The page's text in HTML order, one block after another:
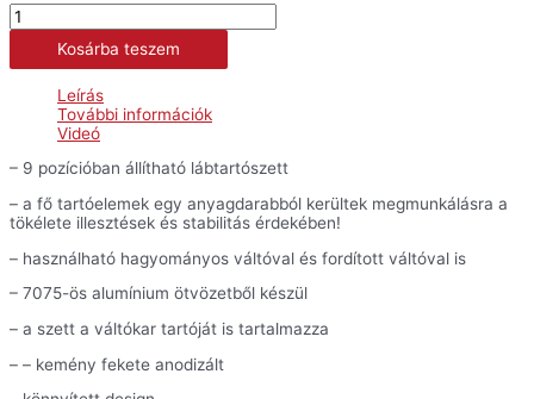
ARP
racing
lábtartó
szett
mennyiség
Kosárba teszem
Leírás
További információk
Videó
– 9 pozícióban állítható lábtartószett
– a fő tartóelemek egy anyagdarabból kerültek megmunkálásra a
tökélete illesztések és stabilitás érdekében!
– használható hagyományos váltóval és fordított váltóval is
– 7075-ös alumínium ötvözetből készül
– a szett a váltókar tartóját is tartalmazza
– – kemény fekete anodizált